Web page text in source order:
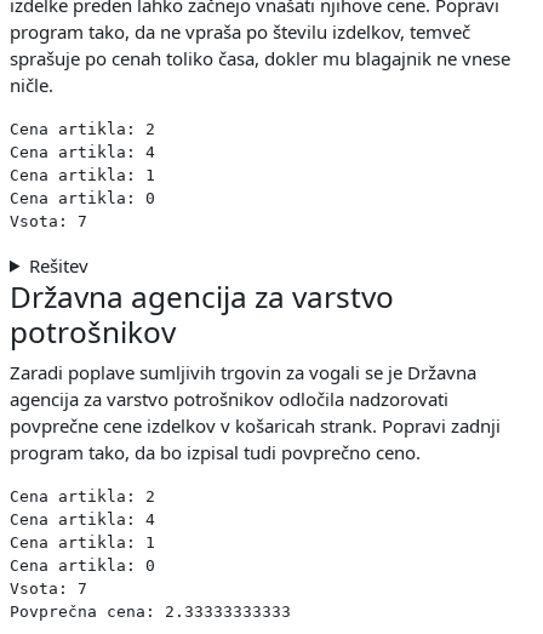
program tako, da ne vpraša po številu izdelkov, temveč
sprašuje po cenah toliko časa, dokler mu blagajnik ne vnese
ničle.
Cena artikla: 2
Cena artikla: 4
Cena artikla: 1
Cena artikla: 0
Rešitev
Državna agencija za varstvo
potrošnikov
Zaradi poplave sumljivih trgovin za vogali se je Državna
agencija za varstvo potrošnikov odločila nadzorovati
povprečne cene izdelkov v košaricah strank. Popravi zadnji
program tako, da bo izpisal tudi povprečno ceno.
Cena artikla: 2
Cena artikla: 4
Cena artikla: 1
Cena artikla: 0
Vsota: 7